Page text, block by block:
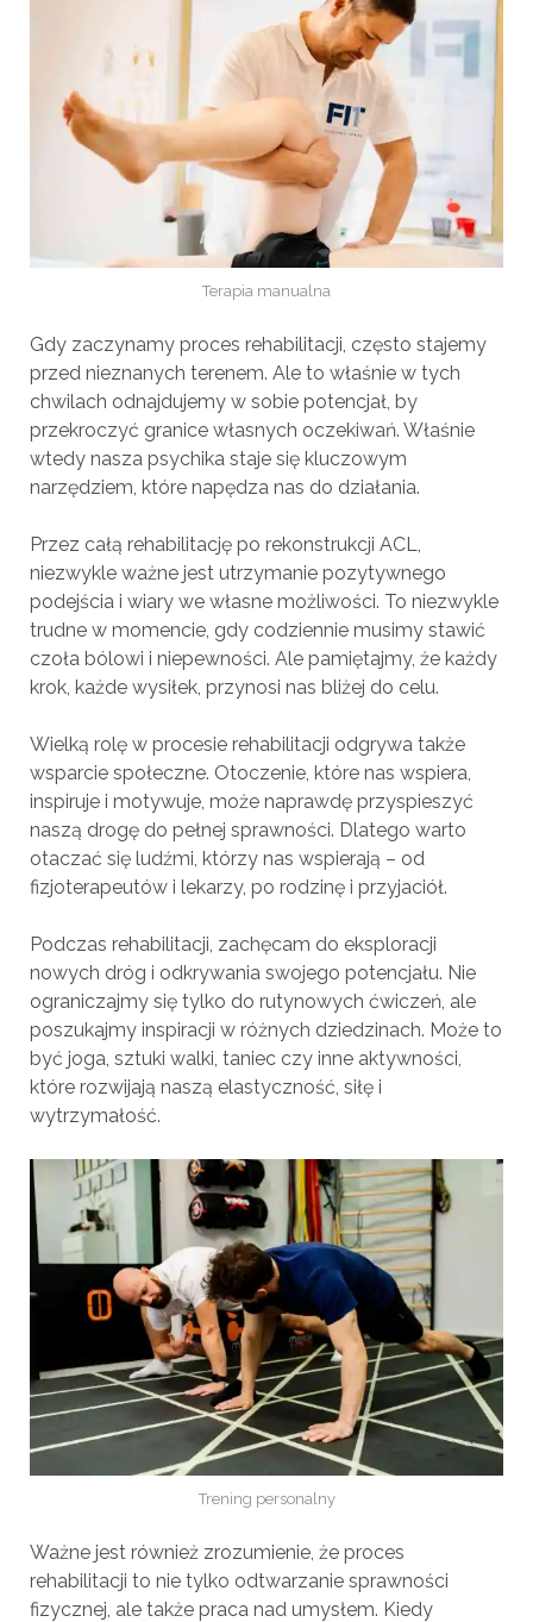
Terapia manualna
Gdy zaczynamy proces rehabilitacji, często stajemy
przed nieznanych terenem. Ale to właśnie w tych
chwilach odnajdujemy w sobie potencjał, by
przekroczyć granice własnych oczekiwań. Właśnie
wtedy nasza psychika staje się kluczowym
narzędziem, które napędza nas do działania.
Przez całą rehabilitację po rekonstrukcji ACL,
niezwykle ważne jest utrzymanie pozytywnego
podejścia i wiary we własne możliwości. To niezwykle
trudne w momencie, gdy codziennie musimy stawić
czoła bólowi i niepewności. Ale pamiętajmy, że każdy
krok, każde wysiłek, przynosi nas bliżej do celu.
Wielką rolę w procesie rehabilitacji odgrywa także
wsparcie społeczne. Otoczenie, które nas wspiera,
inspiruje i motywuje, może naprawdę przyspieszyć
naszą drogę do pełnej sprawności. Dlatego warto
otaczać się ludźmi, którzy nas wspierają – od
fizjoterapeutów i lekarzy, po rodzinę i przyjaciół.
Podczas rehabilitacji, zachęcam do eksploracji
nowych dróg i odkrywania swojego potencjału. Nie
ograniczajmy się tylko do rutynowych ćwiczeń, ale
poszukajmy inspiracji w różnych dziedzinach. Może to
być joga, sztuki walki, taniec czy inne aktywności,
które rozwijają naszą elastyczność, siłę i
wytrzymałość.
Trening personalny
Ważne jest również zrozumienie, że proces
rehabilitacji to nie tylko odtwarzanie sprawności
fizycznej, ale także praca nad umysłem. Kiedy